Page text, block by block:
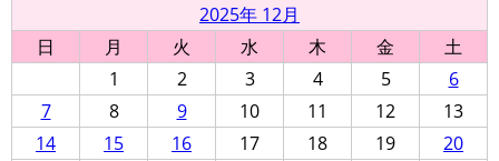
2025年 12月
日
月 火 水 木 金
土
1
2 3 4 5
6
7
8 9 10 11 12
13
14
15 16 17 18 19
20